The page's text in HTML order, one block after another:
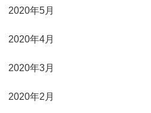
2020年5月
2020年4月
2020年3月
2020年2月